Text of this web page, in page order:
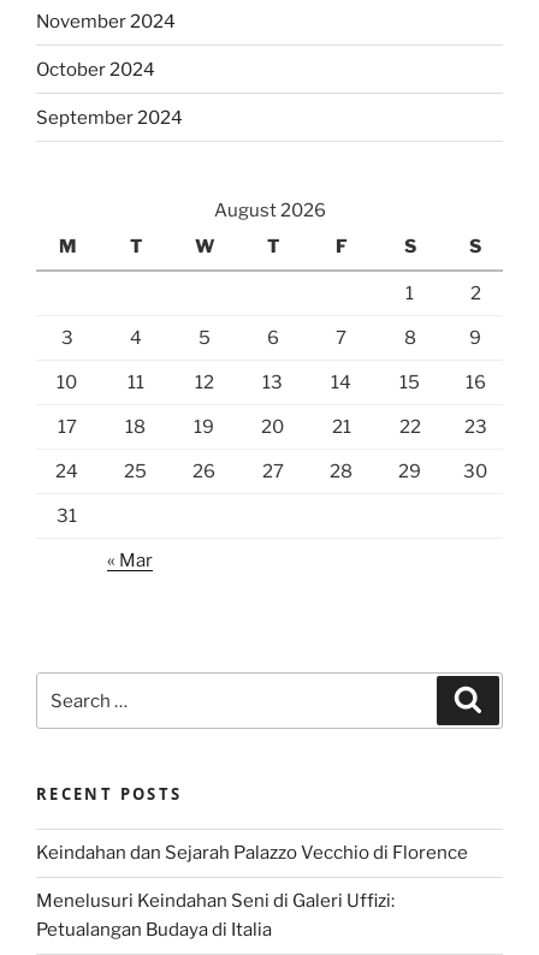
November 2024
October 2024
September 2024
August 2026
M
T W T F S S
1 2
3 4 5 6 7 8 9
10 11 12 13 14 15 16
17 18 19 20 21 22 23
24 25 26 27 28 29 30
31
« Mar
for:
RECENT POSTS
Keindahan dan Sejarah Palazzo Vecchio di Florence
Menelusuri Keindahan Seni di Galeri Uffizi:
Petualangan Budaya di Italia